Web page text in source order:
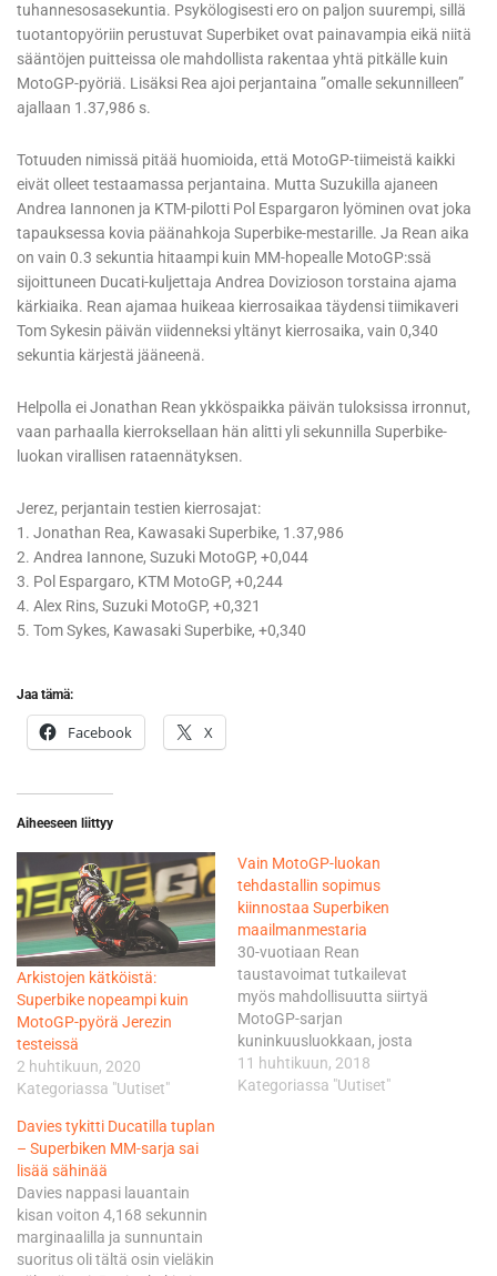
tuhannesosasekuntia. Psykölogisesti ero on paljon suurempi, sillä
tuotantopyöriin perustuvat Superbiket ovat painavampia eikä niitä
sääntöjen puitteissa ole mahdollista rakentaa yhtä pitkälle kuin
MotoGP-pyöriä. Lisäksi Rea ajoi perjantaina ”omalle sekunnilleen”
ajallaan 1.37,986 s.
Totuuden nimissä pitää huomioida, että MotoGP-tiimeistä kaikki
eivät olleet testaamassa perjantaina. Mutta Suzukilla ajaneen
Andrea Iannonen ja KTM-pilotti Pol Espargaron lyöminen ovat joka
tapauksessa kovia päänahkoja Superbike-mestarille. Ja Rean aika
on vain 0.3 sekuntia hitaampi kuin MM-hopealle MotoGP:ssä
sijoittuneen Ducati-kuljettaja Andrea Dovizioson torstaina ajama
kärkiaika. Rean ajamaa huikeaa kierrosaikaa täydensi tiimikaveri
Tom Sykesin päivän viidenneksi yltänyt kierrosaika, vain 0,340
sekuntia kärjestä jääneenä.
Helpolla ei Jonathan Rean ykköspaikka päivän tuloksissa irronnut,
vaan parhaalla kierroksellaan hän alitti yli sekunnilla Superbike-
luokan virallisen rataennätyksen.
Jerez, perjantain testien kierrosajat:
1. Jonathan Rea, Kawasaki Superbike, 1.37,986
2. Andrea Iannone, Suzuki MotoGP, +0,044
3. Pol Espargaro, KTM MotoGP, +0,244
4. Alex Rins, Suzuki MotoGP, +0,321
5. Tom Sykes, Kawasaki Superbike, +0,340
Jaa tämä:
Facebook X
Aiheeseen liittyy
Arkistojen kätköistä:
Superbike nopeampi kuin
MotoGP-pyörä Jerezin
testeissä
2 huhtikuun, 2020
Kategoriassa "Uutiset"
Vain MotoGP-luokan
tehdastallin sopimus
kiinnostaa Superbiken
maailmanmestaria
30-vuotiaan Rean
taustavoimat tutkailevat
myös mahdollisuutta siirtyä
MotoGP-sarjan
kuninkuusluokkaan, josta
Realla on kahden
osakilpailun kokemus
11 huhtikuun, 2018
Kategoriassa "Uutiset"
Davies tykitti Ducatilla tuplan
– Superbiken MM-sarja sai
lisää sähinää
Davies nappasi lauantain
kisan voiton 4,168 sekunnin
marginaalilla ja sunnuntain
suoritus oli tältä osin vieläkin